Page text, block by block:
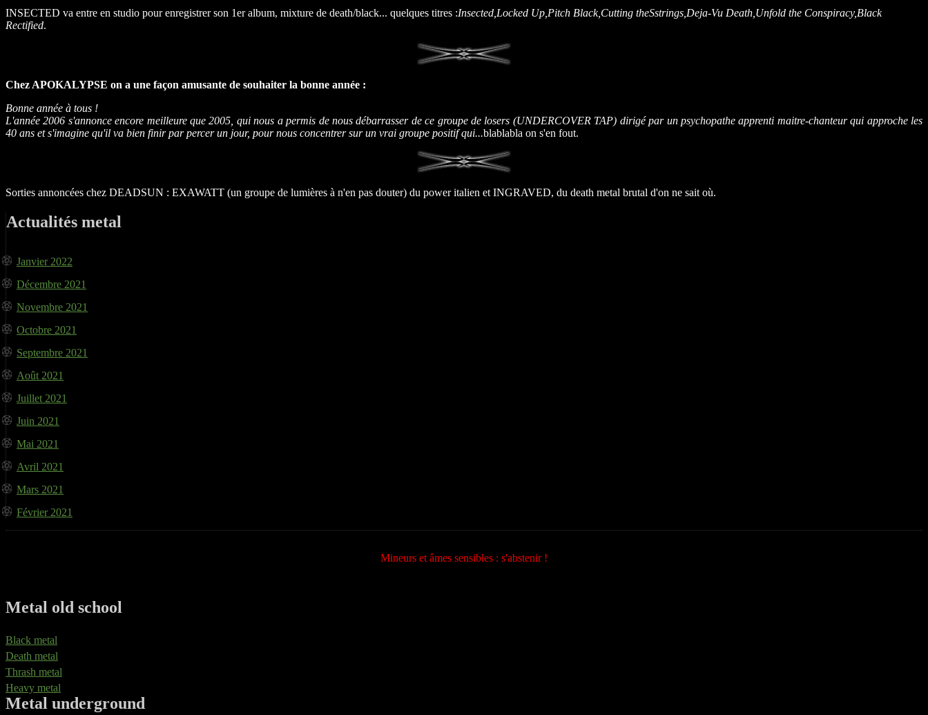
INSECTED va entre en studio pour enregistrer son 1er album, mixture de death/black... quelques titres :Insected,Locked Up,Pitch Black,Cutting theSstrings,Deja-Vu Death,Unfold the Conspiracy,Black
Rectified.
Chez APOKALYPSE on a une façon amusante de souhaiter la bonne année :
Bonne année à tous !
L'année 2006 s'annonce encore meilleure que 2005, qui nous a permis de nous débarrasser de ce groupe de losers (UNDERCOVER TAP) dirigé par un psychopathe apprenti maitre-chanteur qui approche les
40 ans et s'imagine qu'il va bien finir par percer un jour, pour nous concentrer sur un vrai groupe positif qui...blablabla on s'en fout.
Sorties annoncées chez DEADSUN : EXAWATT (un groupe de lumières à n'en pas douter) du power italien et INGRAVED, du death metal brutal d'on ne sait où.
Actualités metal
Janvier 2022
Décembre 2021
Novembre 2021
Octobre 2021
Septembre 2021
Août 2021
Juillet 2021
Juin 2021
Mai 2021
Avril 2021
Mars 2021
Février 2021
Mineurs et âmes sensibles : s'abstenir !
Metal old school
Black metal
Death metal
Thrash metal
Heavy metal
Metal underground